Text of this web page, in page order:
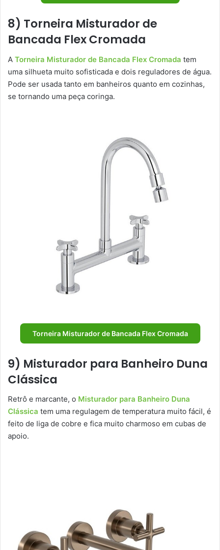
8) Torneira Misturador de
Bancada Flex Cromada
A Torneira Misturador de Bancada Flex Cromada tem
uma silhueta muito sofisticada e dois reguladores de água.
Pode ser usada tanto em banheiros quanto em cozinhas,
se tornando uma peça coringa.
Torneira Misturador de Bancada Flex Cromada
9) Misturador para Banheiro Duna
Clássica
Retrô e marcante, o Misturador para Banheiro Duna
Clássica tem uma regulagem de temperatura muito fácil, é
feito de liga de cobre e fica muito charmoso em cubas de
apoio.